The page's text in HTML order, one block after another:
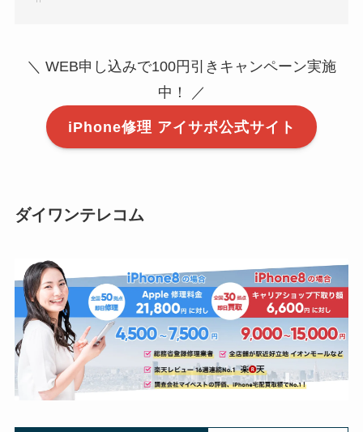
＼ WEB申し込みで100円引きキャンペーン実施
中！ ／
iPhone修理 アイサポ公式サイト
ダイワンテレコム